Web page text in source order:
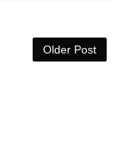
Older Post